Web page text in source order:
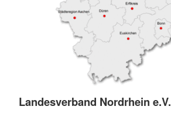
Landesverband Nordrhein e.V.